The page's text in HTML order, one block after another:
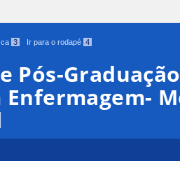
3 Ir para o rodapé 4
Pós-
Enfermagem-